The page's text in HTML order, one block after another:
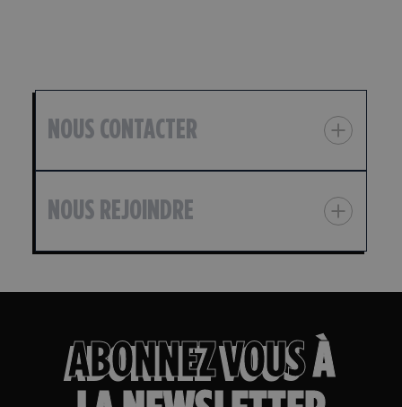
NOUS CONTACTER
NOUS REJOINDRE
ABONNEZ VOUSÀ